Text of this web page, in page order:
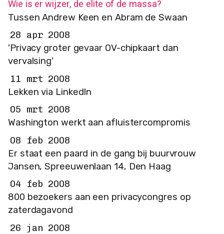
Wie is er wijzer, de elite of de massa?
Tussen Andrew Keen en Abram de Swaan
28 apr 2008
'Privacy groter gevaar OV-chipkaart dan
vervalsing'
11 mrt 2008
Lekken via LinkedIn
05 mrt 2008
Washington werkt aan afluistercompromis
08 feb 2008
Er staat een paard in de gang bij buurvrouw
Jansen, Spreeuwenlaan 14, Den Haag
04 feb 2008
800 bezoekers aan een privacycongres op
zaterdagavond
26 jan 2008